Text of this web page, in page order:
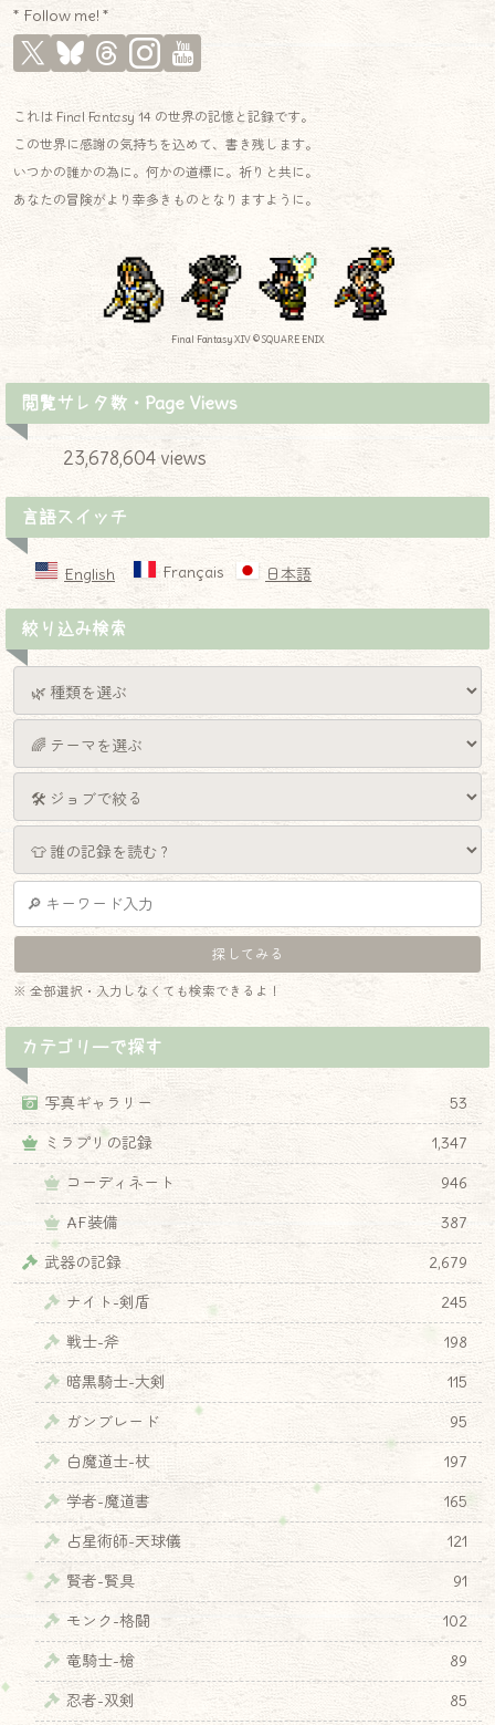
* Follow me! *
これは Final Fantasy 14 の世界の記憶と記録です。
この世界に感謝の気持ちを込めて、書き残します。
いつかの誰かの為に。何かの道標に。祈りと共に。
あなたの冒険がより幸多きものとなりますように。
Final Fantasy XIV © SQUARE ENIX
閲覧サレタ数・Page Views
23,678,604 views
言語スイッチ
English Français 日本語
絞り込み検索
※ 全部選択・入力しなくても検索できるよ！
カテゴリーで探す
写真ギャラリー
53
ミラプリの記録
1,347
コーディネート
946
AF装備
387
武器の記録
2,679
ナイト-剣盾
245
戦士-斧
198
暗黒騎士-大剣
115
ガンブレード
95
白魔道士-杖
197
学者-魔道書
165
占星術師-天球儀
121
賢者-賢具
91
モンク-格闘
102
竜騎士-槍
89
忍者-双剣
85